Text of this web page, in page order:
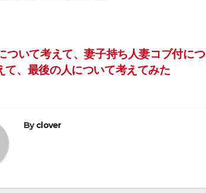
ついて考えて、妻子持ち人妻コブ付につ
て、最後の人について考えてみた
Byclover